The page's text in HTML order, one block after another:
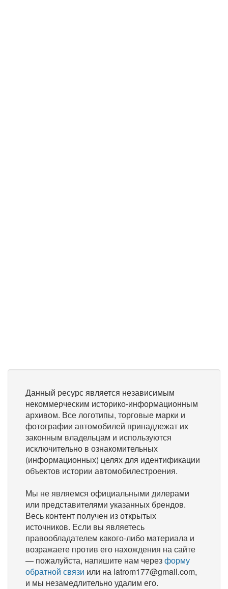
Данный ресурс является независимым
некоммерческим историко-информационным
архивом. Все логотипы, торговые марки и
фотографии автомобилей принадлежат их
законным владельцам и используются
исключительно в ознакомительных
(информационных) целях для идентификации
объектов истории автомобилестроения.
Мы не являемся официальными дилерами
или представителями указанных брендов.
Весь контент получен из открытых
источников. Если вы являетесь
правообладателем какого-либо материала и
возражаете против его нахождения на сайте
— пожалуйста, напишите нам черезформу
обратной связи или на latrom177@gmail.com,
и мы незамедлительно удалим его.